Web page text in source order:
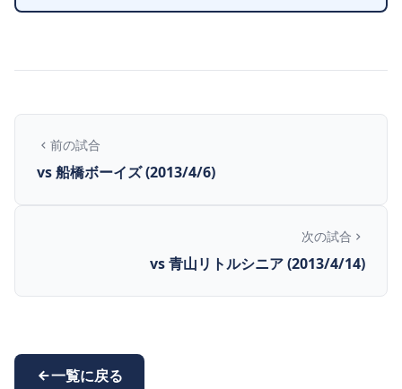
前の試合
vs 船橋ボーイズ (2013/4/6)
次の試合
vs 青山リトルシニア (2013/4/14)
一覧に戻る